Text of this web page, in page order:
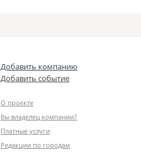
Добавить компанию
Добавить событие
О проекте
Вы владелец компании?
Платные услуги
Редакции по городам